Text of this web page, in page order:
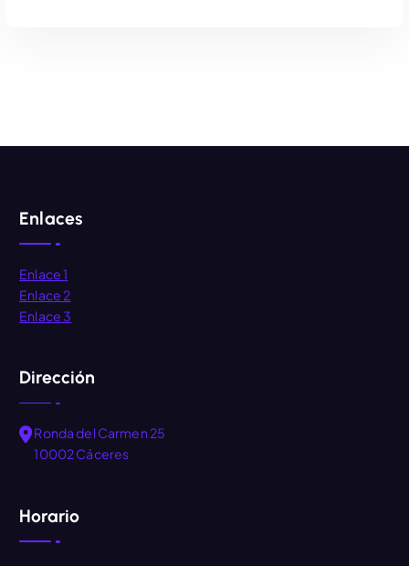
Enlaces
Enlace 1
Enlace 2
Enlace 3
Dirección
Ronda del Carmen 25
10002 Cáceres
Horario